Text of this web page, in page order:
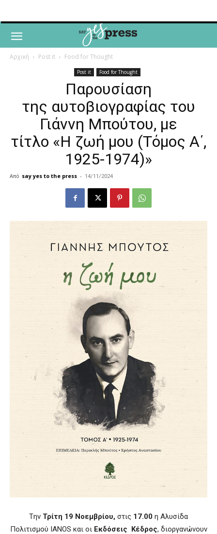
Αρχική Post it Food for Thought
Post it Food for Thought
Παρουσίαση
της αυτοβιογραφίας του
Γιάννη Μπούτου, με
τίτλο «Η ζωή μου (Τόμος Α΄,
1925-1974)»
Από say yes to the press - 14/11/2024
Tην Τρίτη 19 Νοεμβρίου, στις 17.00 η Αλυσίδα
Πολιτισμού IANOS και οι Εκδόσεις Κέδρος, διοργανώνουν